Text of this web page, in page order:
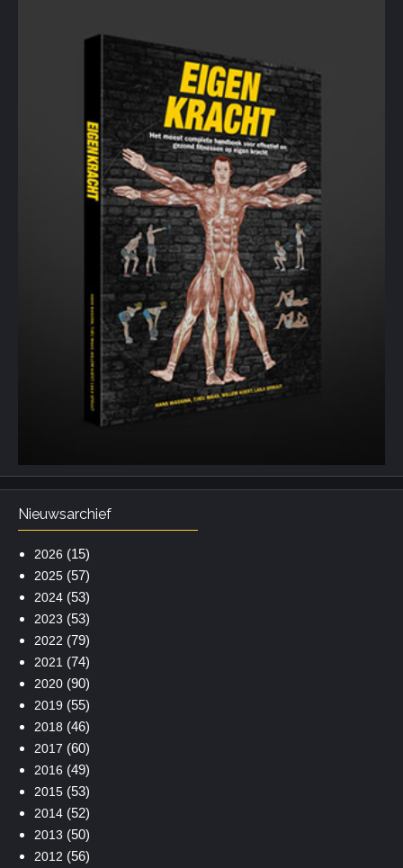
Nieuwsarchief
2026 (15)
2025(57)
2024(53)
2023 (53)
2022 (79)
2021 (74)
2020(90)
2019 (55)
2018 (46)
2017 (60)
2016 (49)
2015(53)
2014(52)
2013 (50)
2012 (56)